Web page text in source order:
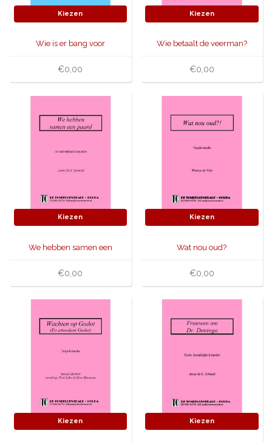
Kiezen
Wie is er bang voor
€0,00
Kiezen
Wie betaalt de veerman?
€0,00
Kiezen
We hebben samen een
€0,00
Kiezen
Wat nou oud?
€0,00
Kiezen Kiezen